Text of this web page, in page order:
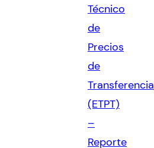
Técnico
de
Precios
de
Transferencia
(ETPT)
–
Reporte